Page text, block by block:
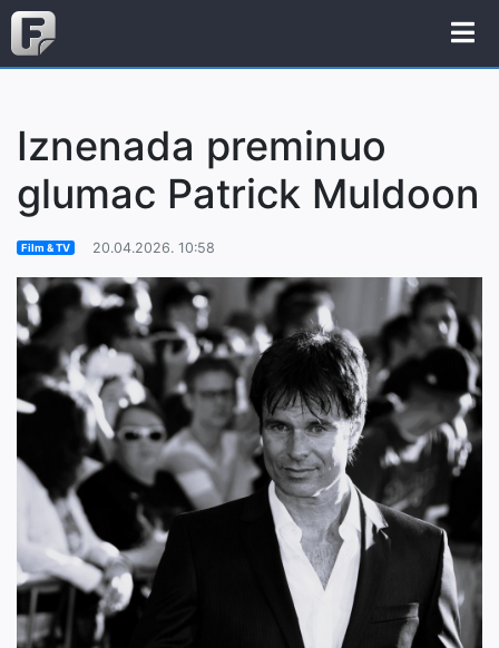
Iznenada preminuo
glumac Patrick Muldoon
Film & TV 20.04.2026. 10:58